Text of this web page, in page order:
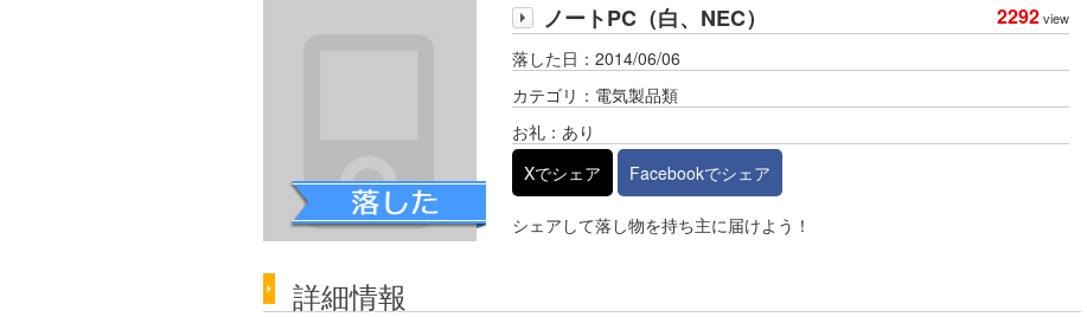
2292view
ノートPC（白、NEC）
落した日：2014/06/06
カテゴリ：電気製品類
お礼：あり
Xでシェア
Facebookでシェア
シェアして落し物を持ち主に届けよう！
詳細情報